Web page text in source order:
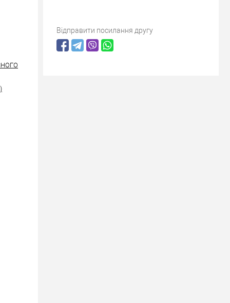
Відправити посилання другу